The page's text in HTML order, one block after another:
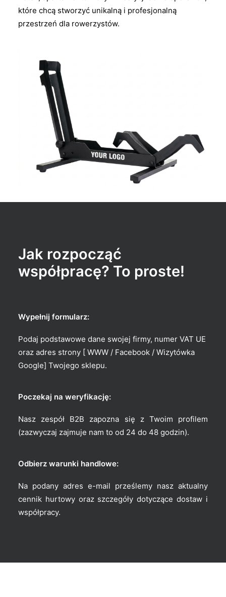
które chcą stworzyć unikalną i profesjonalną
przestrzeń dla rowerzystów.
Jak rozpocząć
współpracę? To proste!
Wypełnij formularz:
Podaj podstawowe dane swojej firmy, numer VAT UE
oraz adres strony [ WWW / Facebook / Wizytówka
Google] Twojego sklepu.
Poczekaj na weryfikację:
Nasz zespół B2B zapozna się z Twoim profilem
(zazwyczaj zajmuje nam to od 24 do 48 godzin).
Odbierz warunki handlowe:
Na podany adres e-mail prześlemy nasz aktualny
cennik hurtowy oraz szczegóły dotyczące dostaw i
współpracy.